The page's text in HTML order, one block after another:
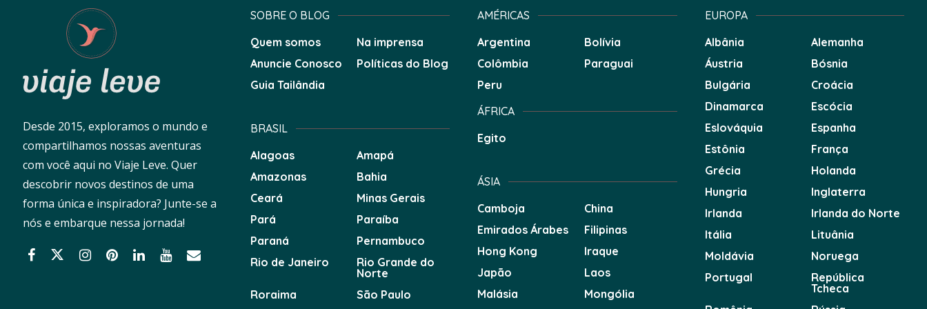
Desde 2015, exploramos o mundo e
compartilhamos nossas aventuras
com você aqui no Viaje Leve. Quer
descobrir novos destinos de uma
forma única e inspiradora? Junte-se a
nós e embarque nessa jornada!
SOBRE O BLOG
Quem somos
Na imprensa
Anuncie Conosco
Políticas do Blog
Guia Tailândia
BRASIL
Alagoas
Amapá
Amazonas
Bahia
Ceará
Minas Gerais
Pará
Paraíba
Paraná
Pernambuco
Rio de Janeiro
Rio Grande do
Norte
Roraima
São Paulo
AMÉRICAS
Argentina
Bolívia
Colômbia
Paraguai
Peru
ÁFRICA
Egito
ÁSIA
Camboja
China
Emirados Árabes
Filipinas
Hong Kong
Iraque
Japão
Laos
Malásia
Mongólia
EUROPA
Albânia
Alemanha
Áustria
Bósnia
Bulgária
Croácia
Dinamarca
Escócia
Eslováquia
Espanha
Estônia
França
Grécia
Holanda
Hungria
Inglaterra
Irlanda
Irlanda do Norte
Itália
Lituânia
Moldávia
Noruega
Portugal
República
Tcheca